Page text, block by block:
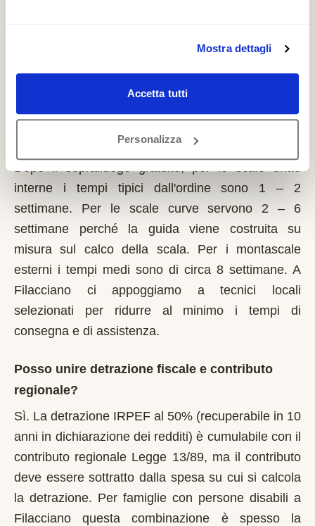
Mostra dettagli
Accetta tutti
Personalizza
dei lavori. Possono fare domanda i residenti a
Quanto tempo serve per installare un
montascale a Filacciano?
Dopo il sopralluogo gratuito, per le scale dritte
interne i tempi tipici dall'ordine sono 1 – 2
settimane. Per le scale curve servono 2 – 6
settimane perché la guida viene costruita su
misura sul calco della scala. Per i montascale
esterni i tempi medi sono di circa 8 settimane. A
Filacciano ci appoggiamo a tecnici locali
selezionati per ridurre al minimo i tempi di
consegna e di assistenza.
Posso unire detrazione fiscale e contributo
regionale?
Sì. La detrazione IRPEF al 50% (recuperabile in 10
anni in dichiarazione dei redditi) è cumulabile con il
contributo regionale Legge 13/89, ma il contributo
deve essere sottratto dalla spesa su cui si calcola
la detrazione. Per famiglie con persone disabili a
Filacciano questa combinazione è spesso la